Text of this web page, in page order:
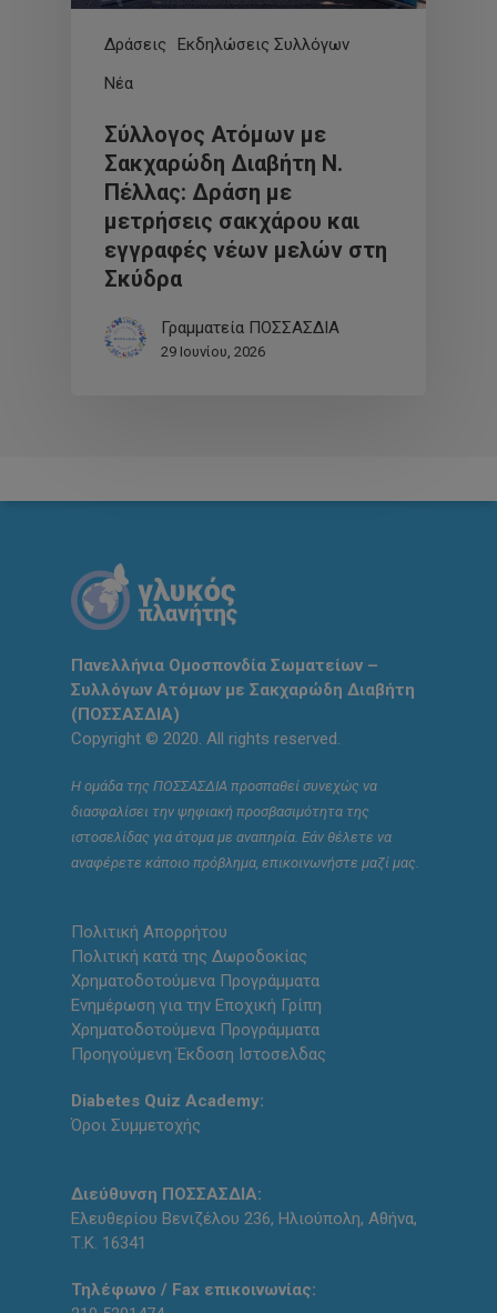
Δράσεις
Εκδηλώσεις Συλλόγων
Νέα
Σύλλογος Ατόμων με
Σακχαρώδη Διαβήτη Ν.
Πέλλας: Δράση με
μετρήσεις σακχάρου και
εγγραφές νέων μελών στη
Σκύδρα
Γραμματεία ΠΟΣΣΑΣΔΙΑ
29 Ιουνίου, 2026
Πανελλήνια Ομοσπονδία Σωματείων –
Συλλόγων Ατόμων με Σακχαρώδη Διαβήτη
(ΠΟΣΣΑΣΔΙΑ)
Copyright © 2020. All rights reserved.
Η ομάδα της ΠΟΣΣΑΣΔΙΑ προσπαθεί συνεχώς να
διασφαλίσει την ψηφιακή προσβασιμότητα της
ιστοσελίδας για άτομα με αναπηρία. Εάν θέλετε να
αναφέρετε κάποιο πρόβλημα, επικοινωνήστε μαζί μας.
Πολιτική Απορρήτου
Πολιτική κατά της Δωροδοκίας
Χρηματοδοτούμενα Προγράμματα
Ενημέρωση για την Εποχική Γρίπη
Χρηματοδοτούμενα Προγράμματα
Προηγούμενη Έκδοση Ιστοσελδας
Diabetes Quiz Academy:
Όροι Συμμετοχής
Διεύθυνση ΠΟΣΣΑΣΔΙΑ:
Ελευθερίου Βενιζέλου 236, Ηλιούπολη, Αθήνα,
Τ.Κ. 16341
Τηλέφωνο / Fax επικοινωνίας: